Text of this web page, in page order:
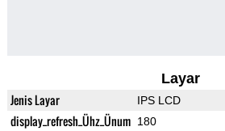
Layar
Jenis Layar IPS LCD
display_refresh_Ühz_Ünum 180